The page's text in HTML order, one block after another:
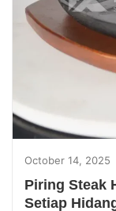
October 14, 2025
Piring Steak
Setiap